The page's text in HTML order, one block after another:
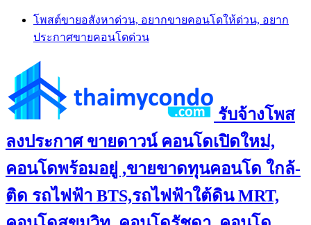
Skip
content
โพสต์ขายอสังหาด่วน, อยากขายคอนโดให้ด่วน, อยาก
ประกาศขายคอนโดด่วน
รับจ้างโพส
ลงประกาศ ขายดาวน์ คอนโดเปิดใหม่,
คอนโดพร้อมอยู่ ,ขายขาดทุนคอนโด ใกล้-
ติด รถไฟฟ้า BTS,รถไฟฟ้าใต้ดิน MRT,